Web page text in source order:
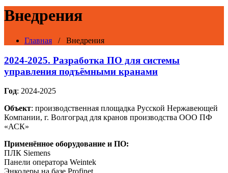
Внедрения
Главная / Внедрения
2024-2025. Разработка ПО для системы
управления подъёмными кранами
Год: 2024-2025
Объект: производственная площадка Русской Нержавеющей
Компании, г. Волгоград для кранов производства ООО ПФ
«АСК»
Применённое оборудование и ПО:
ПЛК Siemens
Панели оператора Weintek